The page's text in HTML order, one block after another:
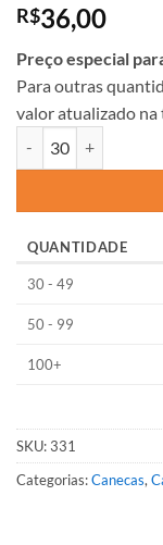
R$36,00
Preço especial
Para outras
valor atualizado na
QUANTIDADE
30 - 49
50 - 99
100+
SKU:331
Categorias:Canecas,